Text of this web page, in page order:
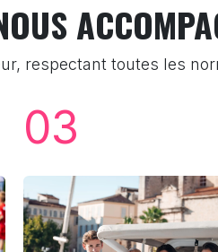
respectant toutes les
03